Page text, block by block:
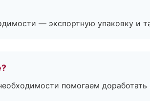
— экспортную упаковку и
помогаем